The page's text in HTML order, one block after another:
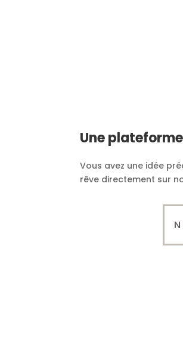
Une
Vous avez une idée
rêve directement sur